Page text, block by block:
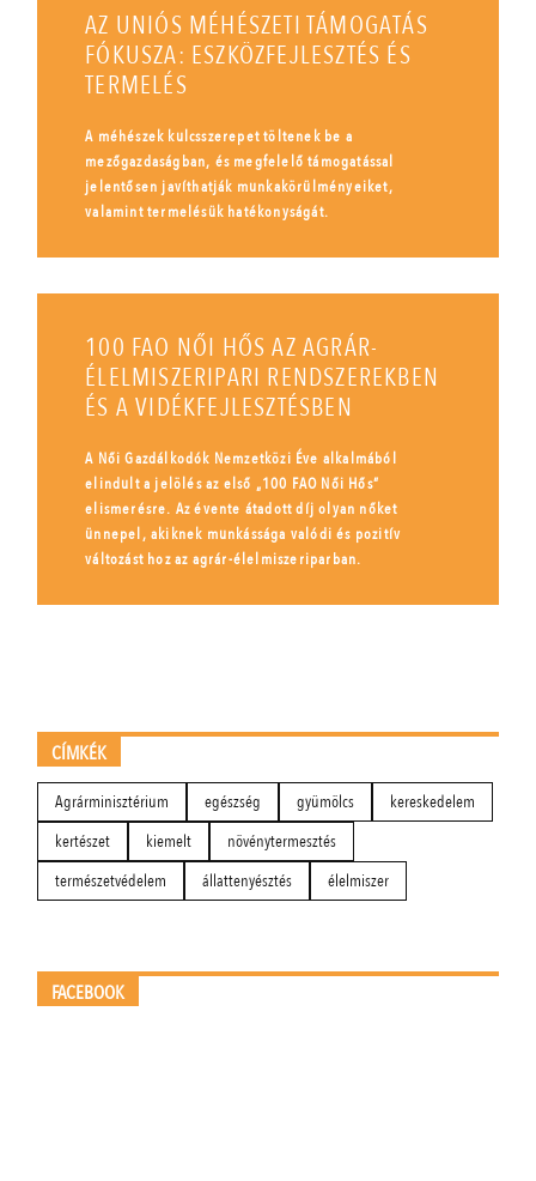
AZ UNIÓS MÉHÉSZETI TÁMOGATÁS
FÓKUSZA: ESZKÖZFEJLESZTÉS ÉS
TERMELÉS
A méhészek kulcsszerepet töltenek be a
mezőgazdaságban, és megfelelő támogatással
jelentősen javíthatják munkakörülményeiket,
valamint termelésük hatékonyságát.
100 FAO NŐI HŐS AZ AGRÁR-
ÉLELMISZERIPARI RENDSZEREKBEN
ÉS A VIDÉKFEJLESZTÉSBEN
A Női Gazdálkodók Nemzetközi Éve alkalmából
elindult a jelölés az első „100 FAO Női Hős”
elismerésre. Az évente átadott díj olyan nőket
ünnepel, akiknek munkássága valódi és pozitív
változást hoz az agrár-élelmiszeriparban.
CÍMKÉK
Agrárminisztérium egészség gyümölcs
kereskedelem
kertészet
kiemelt
növénytermesztés
természetvédelem
állattenyésztés élelmiszer
FACEBOOK